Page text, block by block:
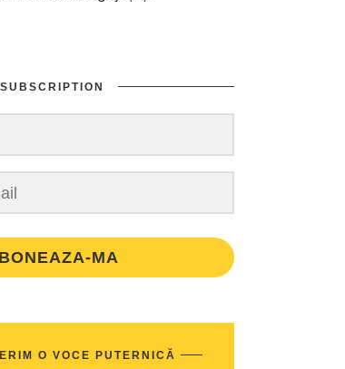
SUBSCRIPTION
MA
O VOCE PUTERNICĂ